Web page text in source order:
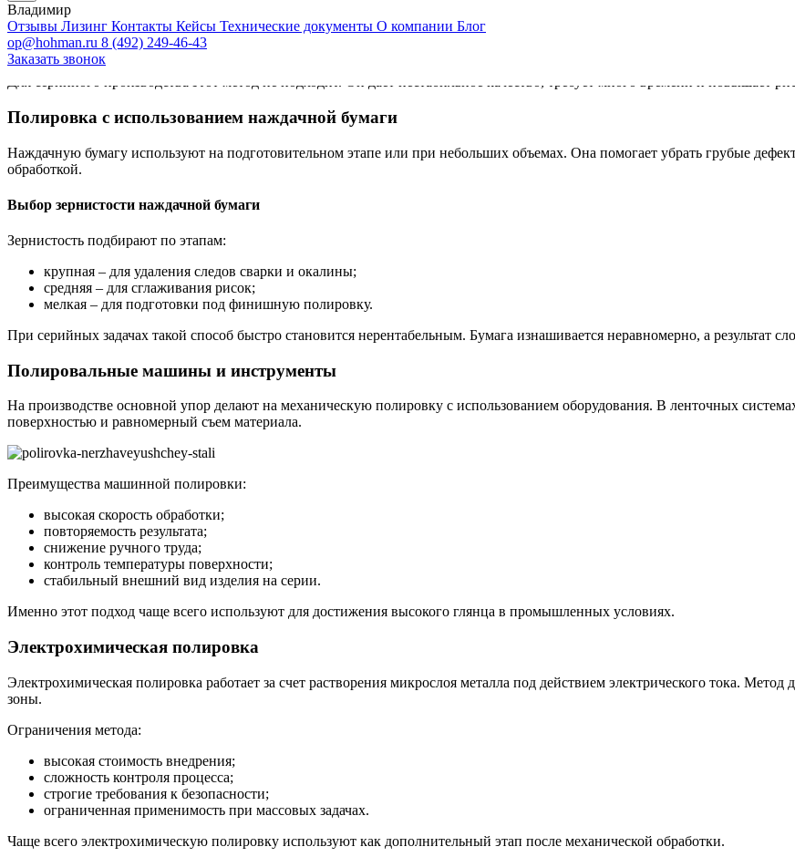
Владимир
Отзывы Лизинг Контакты Кейсы Технические документы О компании Блог
op@hohman.ru 8 (492) 249-46-43
Заказать звонок
Ручную полировку применяют при единичных работах и локальной доработке. Оператор контролирует давление и
нагрузки.
Полировка с использованием наждачной бумаги
Наждачную бумагу используют на подготовительном этапе или при небольших объемах. Она помогает убрать грубые
обработкой.
Выбор зернистости наждачной бумаги
Зернистость подбирают по этапам:
крупная – для удаления следов сварки и окалины;
средняя – для сглаживания рисок;
мелкая – для подготовки под финишную полировку.
При серийных задачах такой способ быстро становится нерентабельным. Бумага изнашивается неравномерно, а результат
Полировальные машины и инструменты
На производстве основной упор делают на механическую полировку с использованием оборудования. В ленточных
поверхностью и равномерный съем материала.
Преимущества машинной полировки:
высокая скорость обработки;
повторяемость результата;
снижение ручного труда;
контроль температуры поверхности;
стабильный внешний вид изделия на серии.
Именно этот подход чаще всего используют для достижения высокого глянца в промышленных условиях.
Электрохимическая полировка
Электрохимическая полировка работает за счет растворения микрослоя металла под действием электрического тока.
зоны.
Ограничения метода:
высокая стоимость внедрения;
сложность контроля процесса;
строгие требования к безопасности;
ограниченная применимость при массовых задачах.
Чаще всего электрохимическую полировку используют как дополнительный этап после механической обработки.